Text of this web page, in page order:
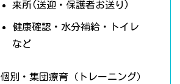
来所(送迎・保護者お送り)
健康確認・水分補給・トイレ
など
個別・集団療育（トレーニング）